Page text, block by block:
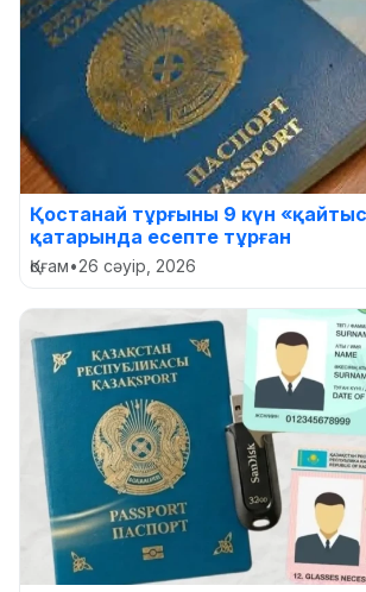
Қостанай тұрғыны 9 күн
қатарында есепте тұрған
Қоғам•26 сәуір, 2026